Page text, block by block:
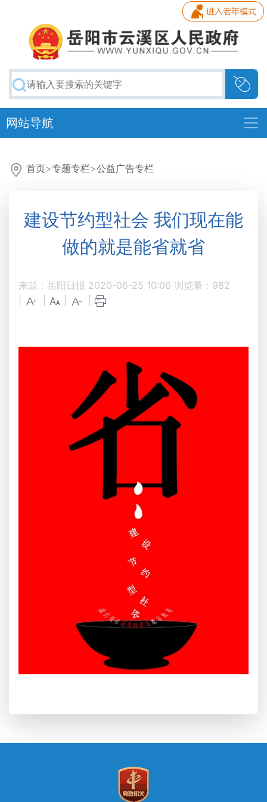
网站导航
首页>专题专栏>公益广告专栏
建设节约型社会 我们现在能
做的就是能省就省
来源：岳阳日报 2020-06-25 10:06 浏览量： 982